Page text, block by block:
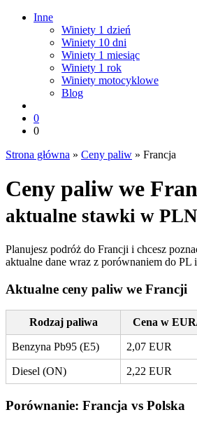
Inne
Winiety 1 dzień
Winiety 10 dni
Winiety 1 miesiąc
Winiety 1 rok
Winiety motocyklowe
Blog
0
0
Strona główna » Ceny paliw » Francja
Ceny paliw we
aktualne stawki w PLN
Planujesz podróż do Francji i chcesz
aktualne dane wraz z porównaniem do PL
Aktualne ceny paliw we Francji
Rodzaj paliwa Cena w
Benzyna Pb95 (E5) 2,07 EUR
Diesel (ON) 2,22 EUR
Porównanie: Francja vs Polska